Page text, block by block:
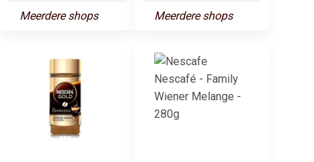
Meerdere shops Meerdere shops